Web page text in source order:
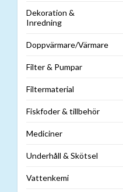
Dekoration &
Inredning
Doppvärmare/Värmare
Filter & Pumpar
Filtermaterial
Fiskfoder & tillbehör
Mediciner
Underhåll & Skötsel
Vattenkemi